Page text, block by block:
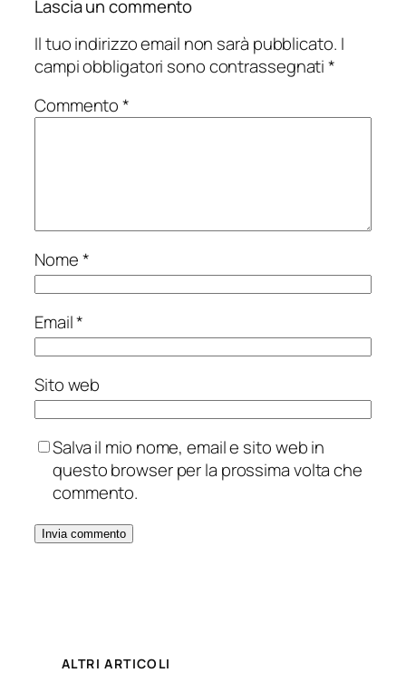
Lascia un commento
Il tuo indirizzo email non sarà pubblicato. I
campi obbligatori sono contrassegnati*
Commento*
Nome*
Email*
Sito web
Salva il mio nome, email e sito web in
questo browser per la prossima volta che
commento.
ALTRI ARTICOLI